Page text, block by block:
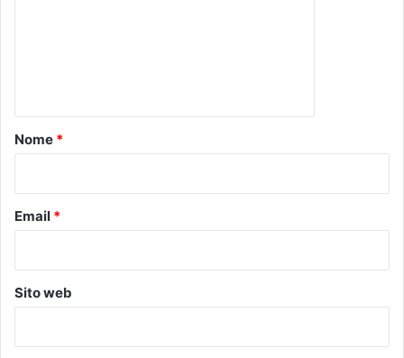
o
Nome *
Email *
Sito web